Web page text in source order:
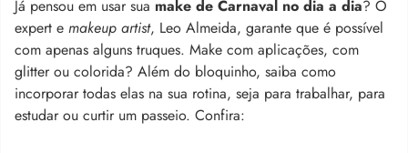
Já pensou em usar sua make de Carnaval no dia a dia? O
expert e makeup artist, Leo Almeida, garante que é possível
com apenas alguns truques. Make com aplicações, com
glitter ou colorida? Além do bloquinho, saiba como
incorporar todas elas na sua rotina, seja para trabalhar, para
estudar ou curtir um passeio. Confira: